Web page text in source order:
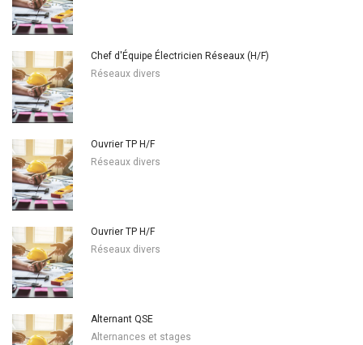
Chef d'Équipe Électricien Réseaux (H/F)
Réseaux divers
Ouvrier TP H/F
Réseaux divers
Ouvrier TP H/F
Réseaux divers
Alternant QSE
Alternances et stages